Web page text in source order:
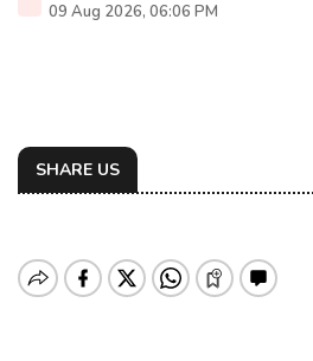
09 Aug 2026, 06:06 PM
SHARE US